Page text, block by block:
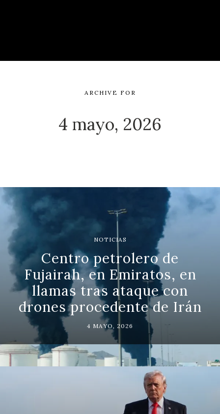
ARCHIVE FOR
4 mayo, 2026
NOTICIAS
Centro petrolero de
Fujairah, en Emiratos, en
llamas tras ataque con
drones procedente de Irán
4 MAYO, 2026